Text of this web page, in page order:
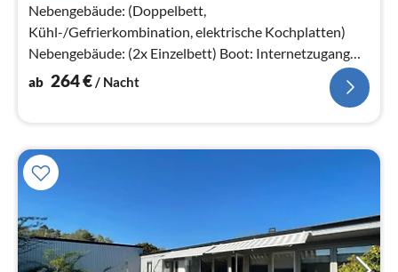
Nebengebäude: (Doppelbett,
Kühl-/Gefrierkombination, elektrische Kochplatten)
Nebengebäude: (2x Einzelbett) Boot: Internetzugang
DSL, Küche(Kochherd(elektrisch)
ab 264€/ Nacht